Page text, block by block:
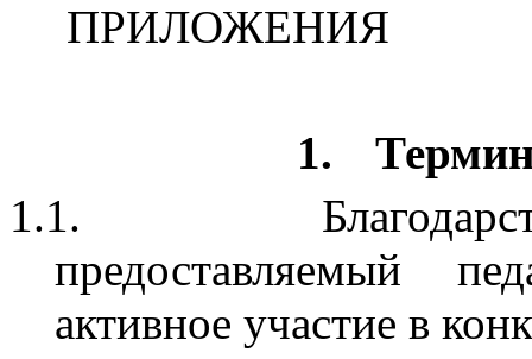
ПРИЛОЖЕНИЯ
1.
1.1.
предоставляемый
активное участие в